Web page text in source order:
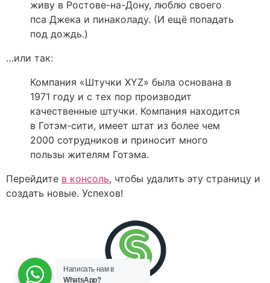
живу в Ростове-на-Дону, люблю своего
пса Джека и пинаколаду. (И ещё попадать
под дождь.)
…или так:
Компания «Штучки XYZ» была основана в
1971 году и с тех пор производит
качественные штучки. Компания находится
в Готэм-сити, имеет штат из более чем
2000 сотрудников и приносит много
пользы жителям Готэма.
Перейдите в консоль, чтобы удалить эту страницу и
создать новые. Успехов!
Написать нам в
WhatsApp?